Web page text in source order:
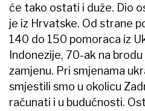
će tako ostati i duže. Dio
je iz Hrvatske. Od strane
140 do 150 pomoraca iz
Indonezije, 70-ak na
zamjenu. Pri smjenama
smjestili smo u okolicu
računati i u budućnosti.